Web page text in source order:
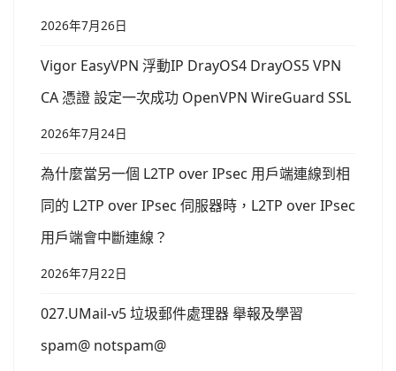
2026年7月26日
Vigor EasyVPN 浮動IP DrayOS4 DrayOS5 VPN
CA 憑證 設定一次成功 OpenVPN WireGuard SSL
2026年7月24日
為什麼當另一個 L2TP over IPsec 用戶端連線到相
同的 L2TP over IPsec 伺服器時，L2TP over IPsec
用戶端會中斷連線？
2026年7月22日
027.UMail-v5 垃圾郵件處理器 舉報及學習
spam@ notspam@